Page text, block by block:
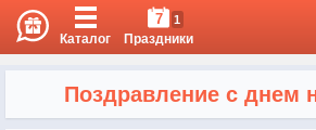
Каталог
7 1
Праздники
Поздравление с днем